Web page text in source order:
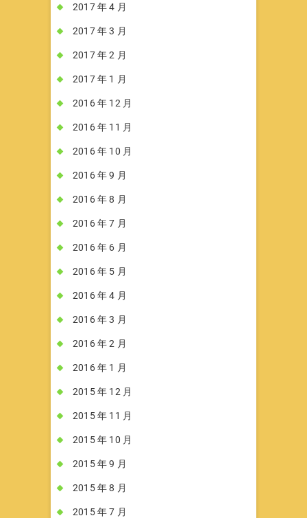
2017 年 4 月
2017 年 3 月
2017 年 2 月
2017 年 1 月
2016 年 12 月
2016 年 11 月
2016 年 10 月
2016 年 9 月
2016 年 8 月
2016 年 7 月
2016 年 6 月
2016 年 5 月
2016 年 4 月
2016 年 3 月
2016 年 2 月
2016 年 1 月
2015 年 12 月
2015 年 11 月
2015 年 10 月
2015 年 9 月
2015 年 8 月
2015 年 7 月